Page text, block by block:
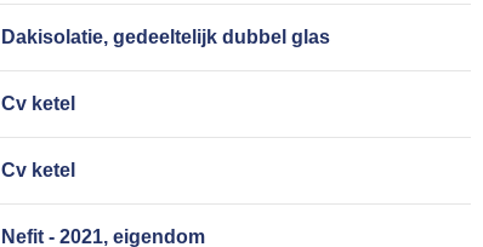
Dakisolatie, gedeeltelijk dubbel glas
Cv ketel
Cv ketel
Nefit - 2021, eigendom